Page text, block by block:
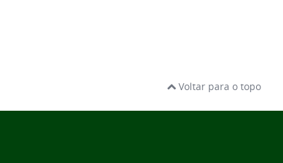
Voltar para o topo